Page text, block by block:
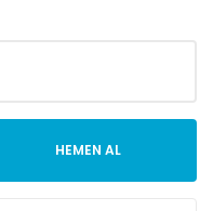
HEMEN AL